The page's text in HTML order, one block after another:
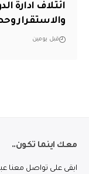
ائتلاف ادارة
والاستقرار
قبل يومين
معك اينما تكون..
ابقى على تواصل معنا